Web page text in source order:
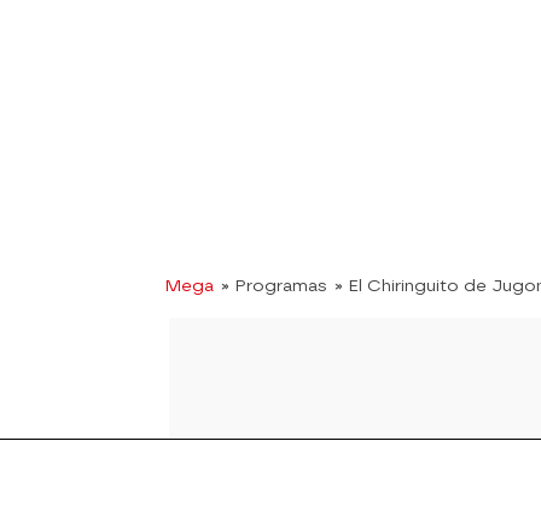
Mega » Programas » El Chiringuito de